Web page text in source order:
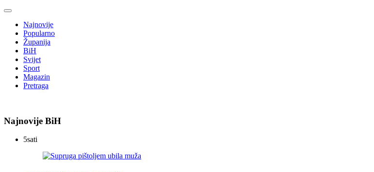
Najnovije
Popularno
Županija
BiH
Svijet
Sport
Magazin
Pretraga
Najnovije BiH
5sati